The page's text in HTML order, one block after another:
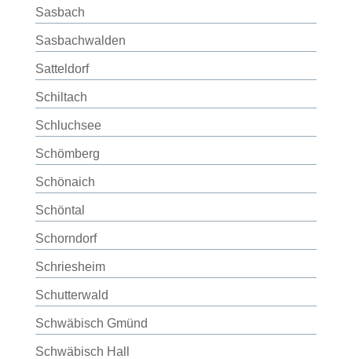
Sasbach
Sasbachwalden
Satteldorf
Schiltach
Schluchsee
Schömberg
Schönaich
Schöntal
Schorndorf
Schriesheim
Schutterwald
Schwäbisch Gmünd
Schwäbisch Hall